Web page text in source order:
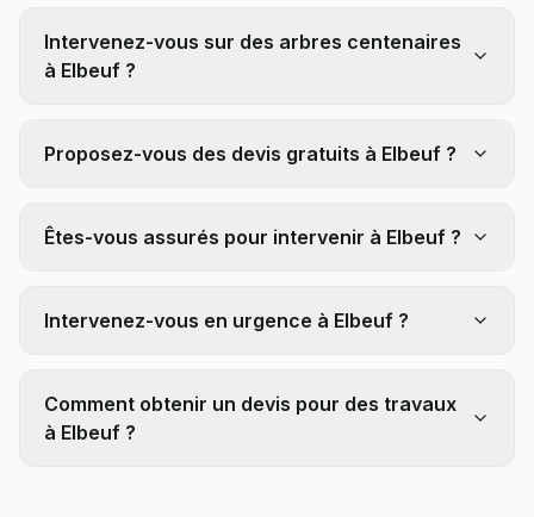
Intervenez-vous sur des arbres centenaires
à Elbeuf ?
Proposez-vous des devis gratuits à Elbeuf ?
Êtes-vous assurés pour intervenir à Elbeuf ?
Intervenez-vous en urgence à Elbeuf ?
Comment obtenir un devis pour des travaux
à Elbeuf ?